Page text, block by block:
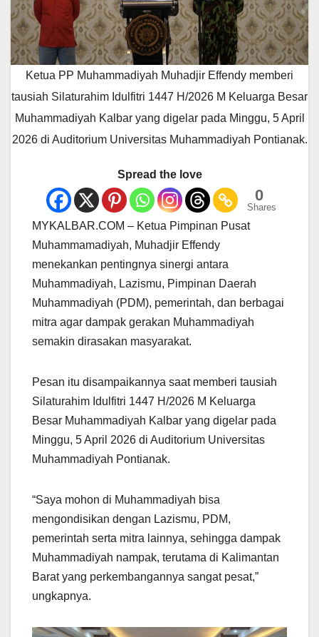
Ketua PP Muhammadiyah Muhadjir Effendy memberi
tausiah Silaturahim Idulfitri 1447 H/2026 M Keluarga Besar
Muhammadiyah Kalbar yang digelar pada Minggu, 5 April
2026 di Auditorium Universitas Muhammadiyah Pontianak.
Spread the love
0
Shares
MYKALBAR.COM – Ketua Pimpinan Pusat
Muhammamadiyah, Muhadjir Effendy
menekankan pentingnya sinergi antara
Muhammadiyah, Lazismu, Pimpinan Daerah
Muhammadiyah (PDM), pemerintah, dan berbagai
mitra agar dampak gerakan Muhammadiyah
semakin dirasakan masyarakat.
Pesan itu disampaikannya saat memberi tausiah
Silaturahim Idulfitri 1447 H/2026 M Keluarga
Besar Muhammadiyah Kalbar yang digelar pada
Minggu, 5 April 2026 di Auditorium Universitas
Muhammadiyah Pontianak.
“Saya mohon di Muhammadiyah bisa
mengondisikan dengan Lazismu, PDM,
pemerintah serta mitra lainnya, sehingga dampak
Muhammadiyah nampak, terutama di Kalimantan
Barat yang perkembangannya sangat pesat,”
ungkapnya.